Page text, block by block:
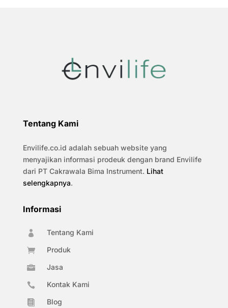
Tentang Kami
Envilife.co.id adalah sebuah website yang
menyajikan informasi prodeuk dengan brand Envilife
dari PT Cakrawala Bima Instrument. Lihat
selengkapnya.
Informasi
 Tentang Kami
 Produk
 Jasa
 Kontak Kami
 Blog